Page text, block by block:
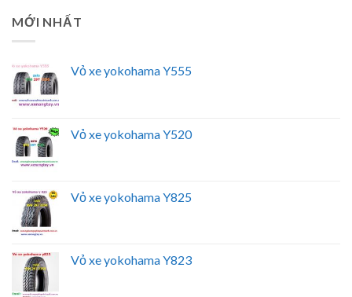
MỚI NHẤT
Vỏ xe yokohama Y555
Vỏ xe yokohama Y520
Vỏ xe yokohama Y825
Vỏ xe yokohama Y823